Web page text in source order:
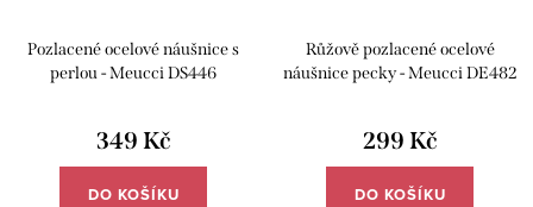
Pozlacené ocelové náušnice s
perlou - Meucci DS446
349 Kč
DO KOŠÍKU
Růžově pozlacené ocelové
náušnice pecky - Meucci DE482
299 Kč
DO KOŠÍKU